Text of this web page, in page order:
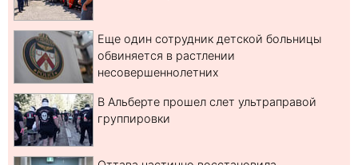
Еще один сотрудник детской больницы
обвиняется в растлении
несовершеннолетних
В Альберте прошел слет ультраправой
группировки